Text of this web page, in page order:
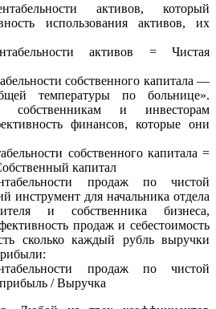
активов, который
использования активов, их
активов = Чистая
собственного капитала —
температуры по больнице».
и инвесторам
финансов, которые они
собственного капитала =
капитал
продаж по чистой
инструмент для начальника отдела
и собственника бизнеса,
продаж и себестоимость
сколько каждый рубль выручки
продаж по чистой
/ Выручка